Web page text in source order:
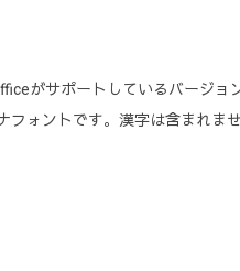
がサポートしているバージョ
フォントです。漢字は含まれませ